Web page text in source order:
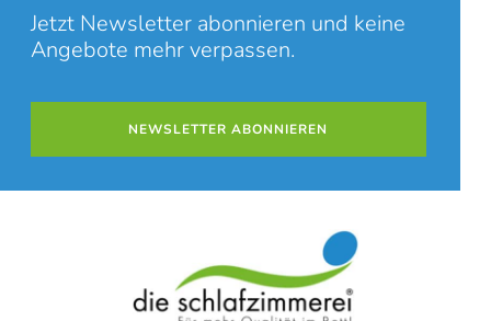
Jetzt Newsletter abonnieren und keine
Angebote mehr verpassen.
NEWSLETTER ABONNIEREN